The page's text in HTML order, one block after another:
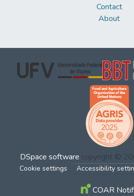
Contact
About
DSpace software copyright ©
Cookie settings Accessibility
COAR